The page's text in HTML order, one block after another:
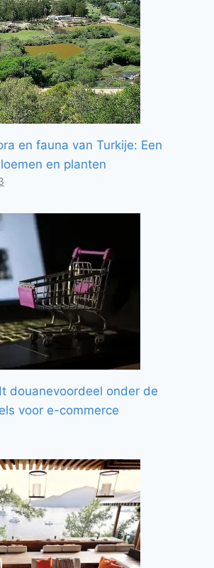
en fauna van Turkije: Een
en planten
douanevoordeel onder de
voor e-commerce